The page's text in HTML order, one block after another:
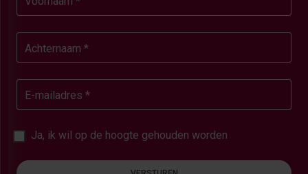
Achternaam *
E-mailadres *
Ja, ik wil op de hoogte gehouden worden